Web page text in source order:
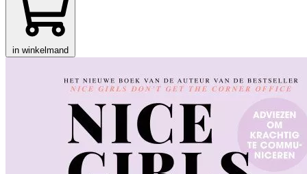
in winkelmand